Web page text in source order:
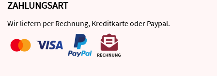
ZAHLUNGSART
Wir liefern per Rechnung, Kreditkarte oder Paypal.